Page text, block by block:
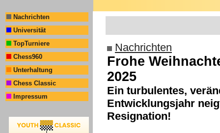
Nachrichten
Universität
TopTurniere
Chess960
Unterhaltung
Chess Classic
Impressum
Nachrichten
Frohe
2025
Ein turbulentes,
Entwicklungsjahr
Resignation!